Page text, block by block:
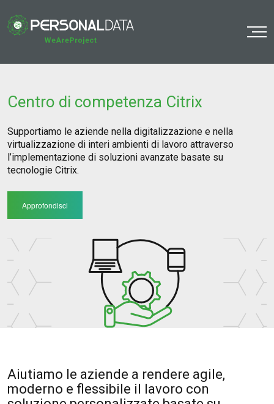
Centro di competenza Citrix
Supportiamo le aziende nella digitalizzazione e nella
virtualizzazione di interi ambienti di lavoro attraverso
l’implementazione di soluzioni avanzate basate su
tecnologie Citrix.
Approfondisci
Aiutiamo le aziende a rendere agile,
moderno e flessibile il lavoro con